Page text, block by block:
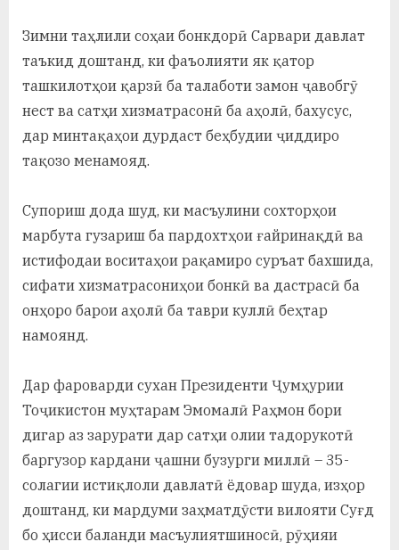
Зимни таҳлили соҳаи бонкдорӣ Сарвари давлат
таъкид доштанд, ки фаъолияти як қатор
ташкилотҳои қарзӣ ба талаботи замон ҷавобгӯ
нест ва сатҳи хизматрасонӣ ба аҳолӣ, бахусус,
дар минтақаҳои дурдаст беҳбудии ҷиддиро
тақозо менамояд.
Супориш дода шуд, ки масъулини сохторҳои
марбута гузариш ба пардохтҳои ғайринақдӣ ва
истифодаи воситаҳои рақамиро суръат бахшида,
сифати хизматрасониҳои бонкӣ ва дастрасӣ ба
онҳоро барои аҳолӣ ба таври куллӣ беҳтар
намоянд.
Дар фароварди сухан Президенти Ҷумҳурии
Тоҷикистон муҳтарам Эмомалӣ Раҳмон бори
дигар аз зарурати дар сатҳи олии тадорукотӣ
баргузор кардани ҷашни бузурги миллӣ – 35-
солагии истиқлоли давлатӣ ёдовар шуда, изҳор
доштанд, ки мардуми заҳматдӯсти вилояти Суғд
бо ҳисси баланди масъулиятшиносӣ, рӯҳияи